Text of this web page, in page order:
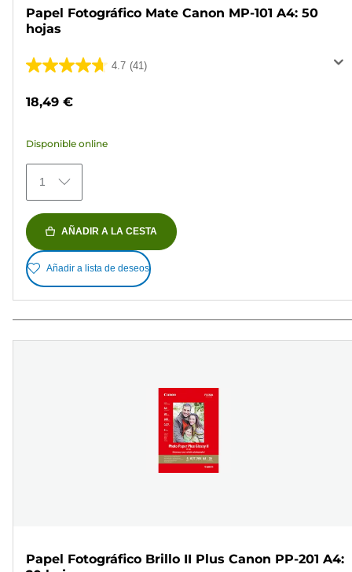
Papel Fotográfico Mate Canon MP-101 A4: 50
hojas
4.7 (41)
4.7
41
reseñas
18,49 €
Disponible online
1
AÑADIR A LA CESTA
Añadir a lista de deseos
Papel Fotográfico Brillo II Plus Canon PP-201 A4: